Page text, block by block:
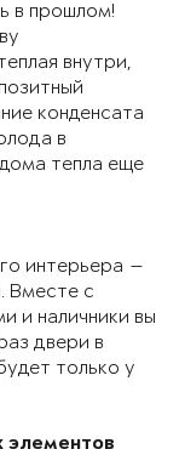
в прошлом!
внутри,
конденсата
в
тепла еще
интерьера —
Вместе с
и наличники вы
двери в
только у